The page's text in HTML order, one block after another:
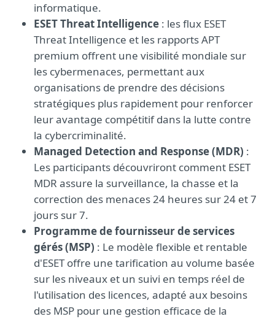
informatique.
ESET Threat Intelligence : les flux ESET
Threat Intelligence et les rapports APT
premium offrent une visibilité mondiale sur
les cybermenaces, permettant aux
organisations de prendre des décisions
stratégiques plus rapidement pour renforcer
leur avantage compétitif dans la lutte contre
la cybercriminalité.
Managed Detection and Response (MDR) :
Les participants découvriront comment ESET
MDR assure la surveillance, la chasse et la
correction des menaces 24 heures sur 24 et 7
jours sur 7.
Programme de fournisseur de services
gérés (MSP) : Le modèle flexible et rentable
d'ESET offre une tarification au volume basée
sur les niveaux et un suivi en temps réel de
l'utilisation des licences, adapté aux besoins
des MSP pour une gestion efficace de la